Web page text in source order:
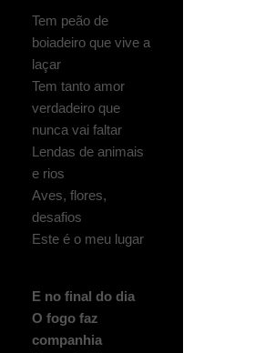
Tem peão de
boiadeiro que vive a
laçar
Tem tanto amor
verdadeiro que
nunca vai faltar
Lendas de animais
e rios
Aves, flores,
desafios
Este é o meu lugar
E no final do dia
O fogo faz
companhia